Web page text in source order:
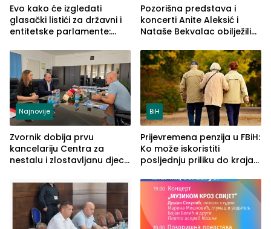
Evo kako će izgledati
glasački listići za državni i
entitetske parlamente:
vidljive na njima
Pozorišna predstava i
koncerti Anite Aleksić i
Nataše Bekvalac obilježili
ljeta (FOTO)
Najnovije
Zvornik dobija prvu
kancelariju Centra za
nestalu i zlostavljanu djecu
BiH
Prijevremena penzija u FBiH:
Ko može iskoristiti
posljednju priliku do kraja